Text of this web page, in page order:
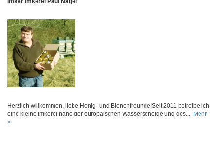
Imker Imkerei Paul Nagel
Herzlich willkommen, liebe Honig- und Bienenfreunde!Seit 2011 betreibe ich
eine kleine Imkerei nahe der europäischen Wasserscheide und des... Mehr
>